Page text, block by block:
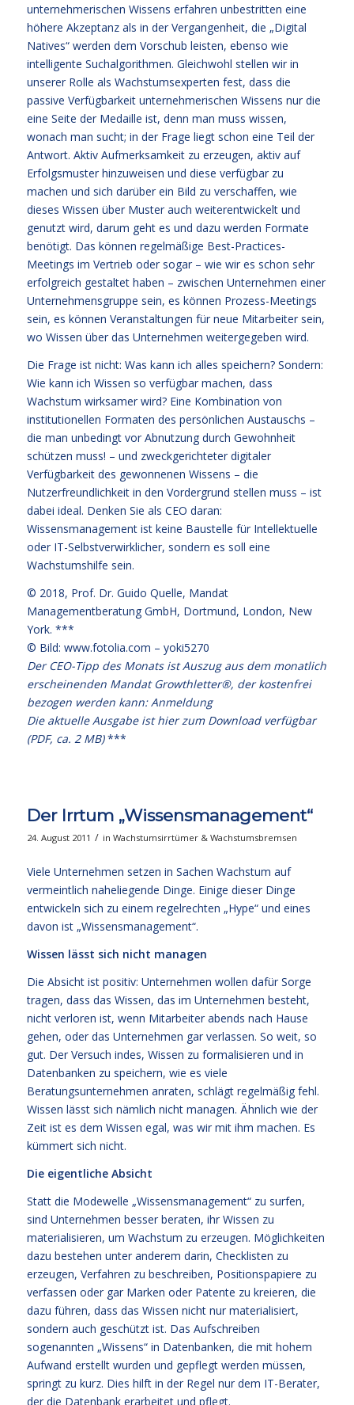
unternehmerischen Wissens erfahren unbestritten eine
höhere Akzeptanz als in der Vergangenheit, die „Digital
Natives“ werden dem Vorschub leisten, ebenso wie
intelligente Suchalgorithmen. Gleichwohl stellen wir in
unserer Rolle als Wachstumsexperten fest, dass die
passive Verfügbarkeit unternehmerischen Wissens nur die
eine Seite der Medaille ist, denn man muss wissen,
wonach man sucht; in der Frage liegt schon eine Teil der
Antwort. Aktiv Aufmerksamkeit zu erzeugen, aktiv auf
Erfolgsmuster hinzuweisen und diese verfügbar zu
machen und sich darüber ein Bild zu verschaffen, wie
dieses Wissen über Muster auch weiterentwickelt und
genutzt wird, darum geht es und dazu werden Formate
benötigt. Das können regelmäßige Best-Practices-
Meetings im Vertrieb oder sogar – wie wir es schon sehr
erfolgreich gestaltet haben – zwischen Unternehmen einer
Unternehmensgruppe sein, es können Prozess-Meetings
sein, es können Veranstaltungen für neue Mitarbeiter sein,
wo Wissen über das Unternehmen weitergegeben wird.
Die Frage ist nicht: Was kann ich alles speichern? Sondern:
Wie kann ich Wissen so verfügbar machen, dass
Wachstum wirksamer wird? Eine Kombination von
institutionellen Formaten des persönlichen Austauschs –
die man unbedingt vor Abnutzung durch Gewohnheit
schützen muss! – und zweckgerichteter digitaler
Verfügbarkeit des gewonnenen Wissens – die
Nutzerfreundlichkeit in den Vordergrund stellen muss – ist
dabei ideal. Denken Sie als CEO daran:
Wissensmanagement ist keine Baustelle für Intellektuelle
oder IT-Selbstverwirklicher, sondern es soll eine
Wachstumshilfe sein.
© 2018, Prof. Dr. Guido Quelle, Mandat
Managementberatung GmbH, Dortmund, London, New
York. ***
© Bild: www.fotolia.com – yoki5270
Der CEO-Tipp des Monats ist Auszug aus dem monatlich
erscheinenden Mandat Growthletter®, der kostenfrei
bezogen werden kann:Anmeldung
Die aktuelle Ausgabe ist hier zum Download verfügbar
(PDF, ca. 2 MB)***
Der Irrtum „Wissensmanagement“
24. August 2011 / in Wachstumsirrtümer & Wachstumsbremsen
Viele Unternehmen setzen in Sachen Wachstum auf
vermeintlich naheliegende Dinge. Einige dieser Dinge
entwickeln sich zu einem regelrechten „Hype“ und eines
davon ist „Wissensmanagement“.
Wissen lässt sich nicht managen
Die Absicht ist positiv: Unternehmen wollen dafür Sorge
tragen, dass das Wissen, das im Unternehmen besteht,
nicht verloren ist, wenn Mitarbeiter abends nach Hause
gehen, oder das Unternehmen gar verlassen. So weit, so
gut. Der Versuch indes, Wissen zu formalisieren und in
Datenbanken zu speichern, wie es viele
Beratungsunternehmen anraten, schlägt regelmäßig fehl.
Wissen lässt sich nämlich nicht managen. Ähnlich wie der
Zeit ist es dem Wissen egal, was wir mit ihm machen. Es
kümmert sich nicht.
Die eigentliche Absicht
Statt die Modewelle „Wissensmanagement“ zu surfen,
sind Unternehmen besser beraten, ihr Wissen zu
materialisieren, um Wachstum zu erzeugen. Möglichkeiten
dazu bestehen unter anderem darin, Checklisten zu
erzeugen, Verfahren zu beschreiben, Positionspapiere zu
verfassen oder gar Marken oder Patente zu kreieren, die
dazu führen, dass das Wissen nicht nur materialisiert,
sondern auch geschützt ist. Das Aufschreiben
sogenannten „Wissens“ in Datenbanken, die mit hohem
Aufwand erstellt wurden und gepflegt werden müssen,
springt zu kurz. Dies hilft in der Regel nur dem IT-Berater,
der die Datenbank erarbeitet und pflegt.